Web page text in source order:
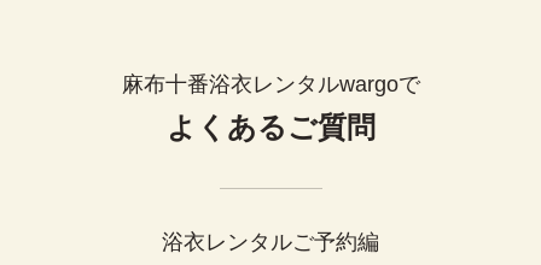
麻布十番浴衣レンタルwargoで
よくあるご質問
浴衣レンタルご予約編